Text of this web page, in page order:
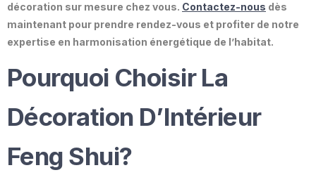
décoration sur mesure chez vous. Contactez-nous dès
maintenant pour prendre rendez-vous et profiter de notre
expertise en harmonisation énergétique de l’habitat.
Pourquoi Choisir La
Décoration D’Intérieur
Feng Shui?